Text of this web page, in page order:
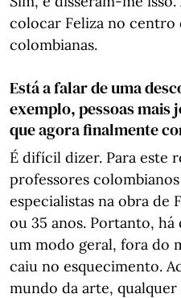
colocar Feliza no centro
colombianas.
Está a falar de uma
exemplo, pessoas
que agora finalmente
É difícil dizer. Para este
professores
especialistas na obra de
ou 35 anos. Portanto, há
um modo geral, fora do
caiu no esquecimento.
mundo da arte,